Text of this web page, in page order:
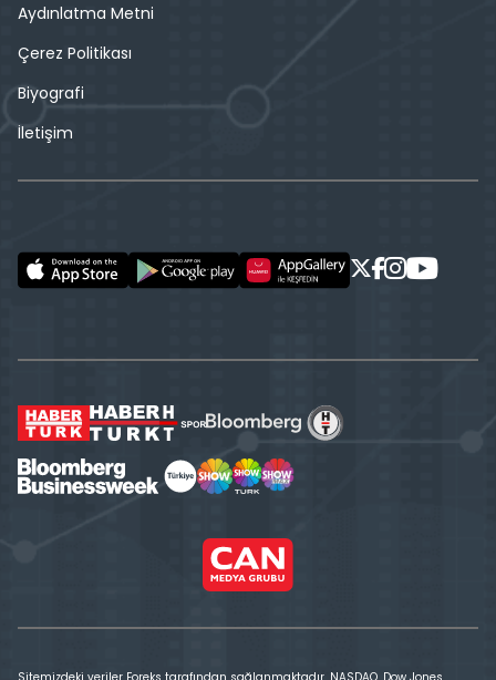
Aydınlatma Metni
Çerez Politikası
Biyografi
İletişim